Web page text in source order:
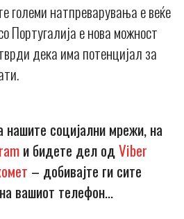
големи натпреварувања е веќе
Португалија е нова можност
дека има потенцијал за
нашите социјални мрежи, на
и бидете дел одViber
– добивајте ги сите
вашиот телефон…